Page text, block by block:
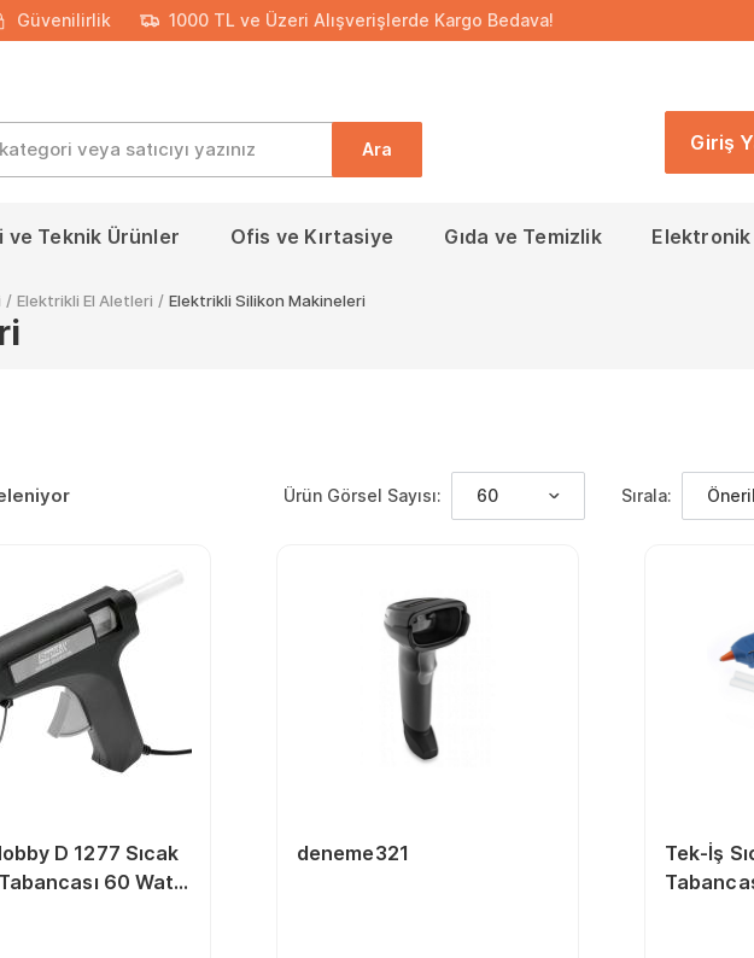
Güvenilirlik 1000 TL ve Üzeri Alışverişlerde Kargo Bedava!
Ara Giriş
ve Teknik Ürünler Ofis ve Kırtasiye Gıda ve Temizlik Elektronik
/ Elektrikli El Aletleri / Elektrikli Silikon Makineleri
Ürün Görsel Sayısı: 60 Sırala:
D 1277 Sıcak
60 Watt
deneme321
Tek-İş